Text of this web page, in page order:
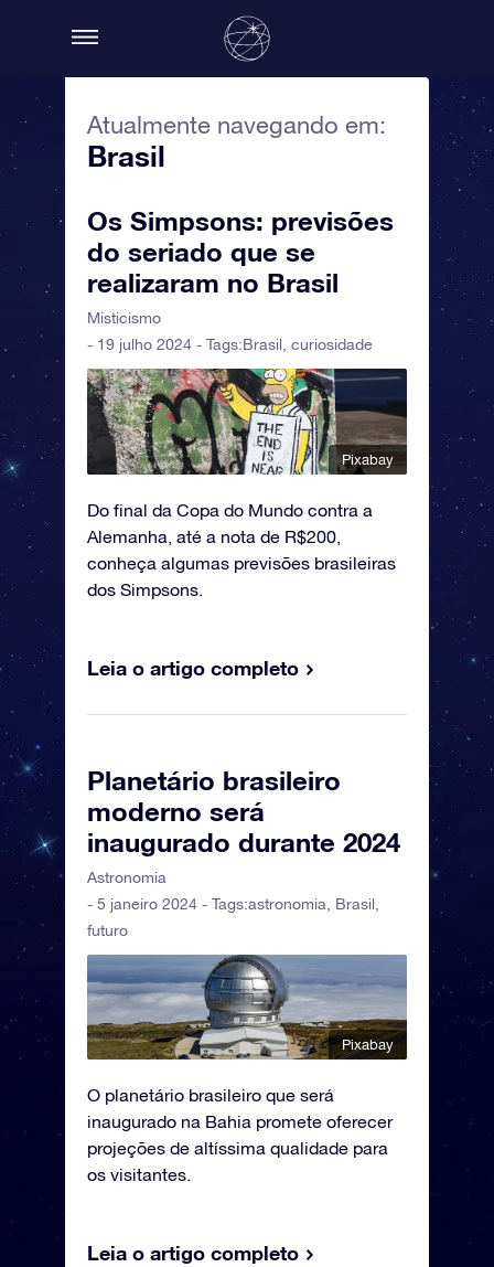
Atualmente navegando em:
Brasil
Os Simpsons: previsões
do seriado que se
realizaram no Brasil
Misticismo
- 19 julho 2024 - Tags:Brasil curiosidade
Pixabay
Do final da Copa do Mundo contra a
Alemanha, até a nota de R$200,
conheça algumas previsões brasileiras
dos Simpsons.
Leia o artigo completo
Planetário brasileiro
moderno será
inaugurado durante 2024
Astronomia
- 5 janeiro 2024 - Tags:astronomia Brasil
futuro
Pixabay
O planetário brasileiro que será
inaugurado na Bahia promete oferecer
projeções de altíssima qualidade para
os visitantes.
Leia o artigo completo